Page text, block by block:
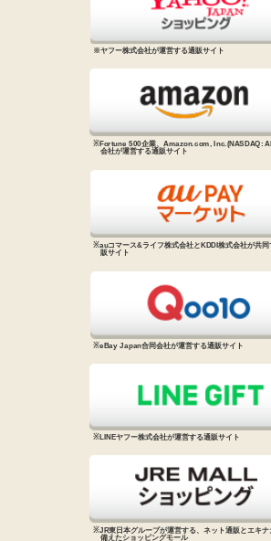
※ヤフー株式会社が運営する通販サイト
※Fortune 500企業、Amazon.com, Inc.(NASDAQ:
会社が運営する通販サイト
※auコマース&ライフ株式会社と KDDI株式会社が共
販サイト
※eBay Japan合同会社が運営する通販サイト
※LINEヤフー株式会社が運営する通販サイト
※JR東日本グループが運営する、 ネット通販とエキナ
備えたショッピングモール